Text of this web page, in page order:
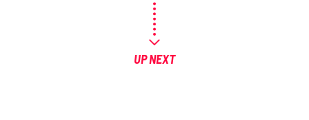
UP NEXT